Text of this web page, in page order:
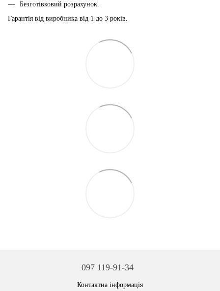
Безготівковий розрахунок.
Гарантія від виробника від 1 до 3 років.
097 119-91-34
Контактна інформація